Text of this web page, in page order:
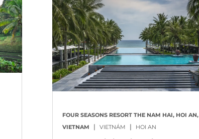
FOUR SEASONS RESORT THE NAM HAI, HOI AN,
VIETNAM
| VIETNÁM | HOI AN